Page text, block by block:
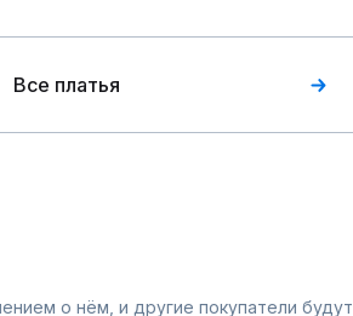
Все платья
о нём, и другие покупатели будут